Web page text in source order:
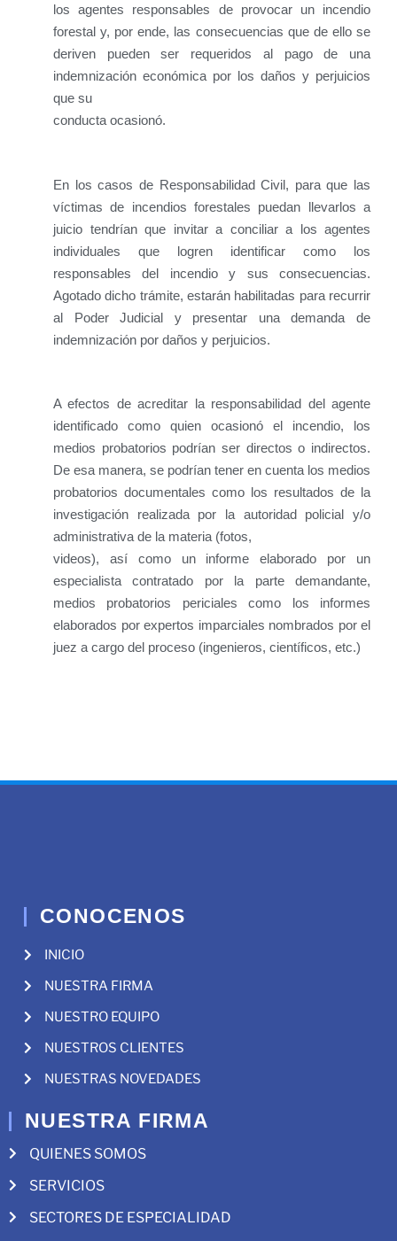
los agentes responsables de provocar un incendio
forestal y, por ende, las consecuencias que de ello se
deriven pueden ser requeridos al pago de una
indemnización económica por los daños y perjuicios
que su
conducta ocasionó.
En los casos de Responsabilidad Civil, para que las
víctimas de incendios forestales puedan llevarlos a
juicio tendrían que invitar a conciliar a los agentes
individuales que logren identificar como los
responsables del incendio y sus consecuencias.
Agotado dicho trámite, estarán habilitadas para recurrir
al Poder Judicial y presentar una demanda de
indemnización por daños y perjuicios.
A efectos de acreditar la responsabilidad del agente
identificado como quien ocasionó el incendio, los
medios probatorios podrían ser directos o indirectos.
De esa manera, se podrían tener en cuenta los medios
probatorios documentales como los resultados de la
investigación realizada por la autoridad policial y/o
administrativa de la materia (fotos,
videos), así como un informe elaborado por un
especialista contratado por la parte demandante,
medios probatorios periciales como los informes
elaborados por expertos imparciales nombrados por el
juez a cargo del proceso (ingenieros, científicos, etc.)
CONOCENOS
INICIO
NUESTRA FIRMA
NUESTRO EQUIPO
NUESTROS CLIENTES
NUESTRAS NOVEDADES
NUESTRA FIRMA
QUIENES SOMOS
SERVICIOS
SECTORES DE ESPECIALIDAD